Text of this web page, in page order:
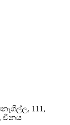
111,
චීනය